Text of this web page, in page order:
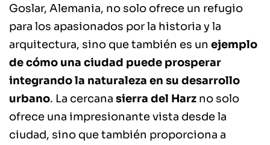
Goslar, Alemania, no solo ofrece un refugio
para los apasionados por la historia y la
arquitectura, sino que también es un ejemplo
de cómo una ciudad puede prosperar
integrando la naturaleza en su desarrollo
urbano. La cercana sierra del Harz no solo
ofrece una impresionante vista desde la
ciudad, sino que también proporciona a